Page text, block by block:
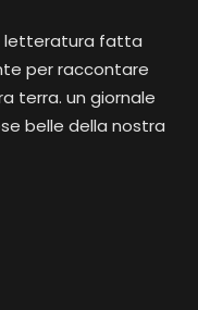
letteratura fatta
per raccontare
terra. un giornale
belle della nostra